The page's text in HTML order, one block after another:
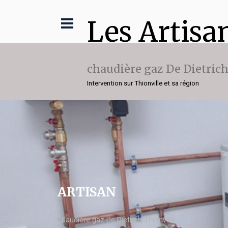
Les
chaudière gaz De Dietrich
Intervention sur Thionville et sa région
ARTISAN
chaudière gaz De Dietrich Thionville